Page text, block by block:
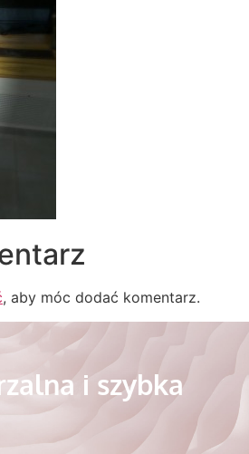
, aby móc dodać komentarz.
i szybka